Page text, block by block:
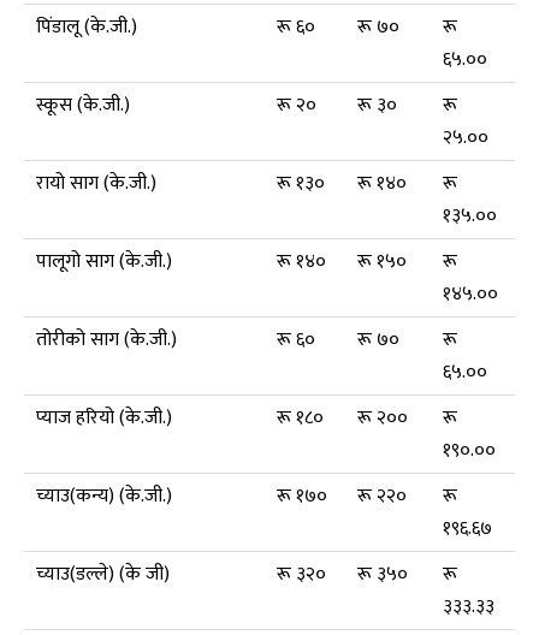
पिंडालू (के.जी.)
रू ६० रू ७०
रू
६५.००
स्कूस (के.जी.)
रू २० रू ३०
रू
२५.००
रायो साग (के.जी.)
रू १३० रू १४०
रू
१३५.००
पालूगो साग (के.जी.)
रू १४० रू १५०
रू
१४५.००
तोरीको साग (के.जी.)
रू ६० रू ७०
रू
६५.००
प्याज हरियो (के.जी.)
रू १८० रू २००
रू
१९०.००
च्याउ(कन्य) (के.जी.)
रू १७० रू २२०
रू
१९६.६७
च्याउ(डल्ले) (के जी)
रू ३२० रू ३५०
रू
३३३.३३